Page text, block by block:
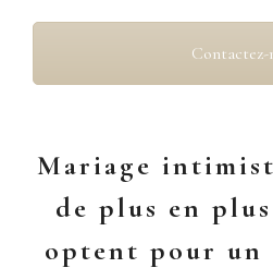
Contactez-
Mariage
de plus en
optent pour un